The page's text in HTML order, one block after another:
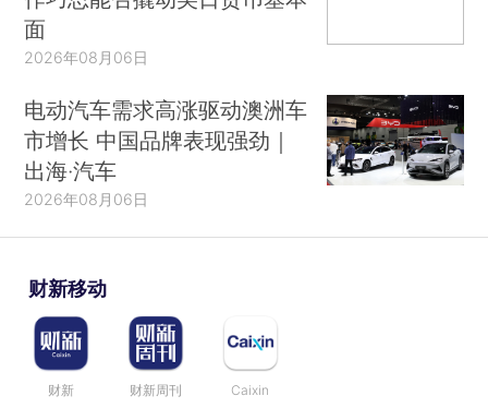
面
2026年08月06日
电动汽车需求高涨驱动澳洲车
市增长 中国品牌表现强劲｜
出海·汽车
2026年08月06日
财新移动
财新 财新周刊 Caixin